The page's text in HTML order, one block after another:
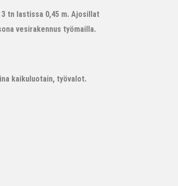
tn lastissa 0,45 m. Ajosillat
vesirakennus työmailla.
kaikuluotain, työvalot.